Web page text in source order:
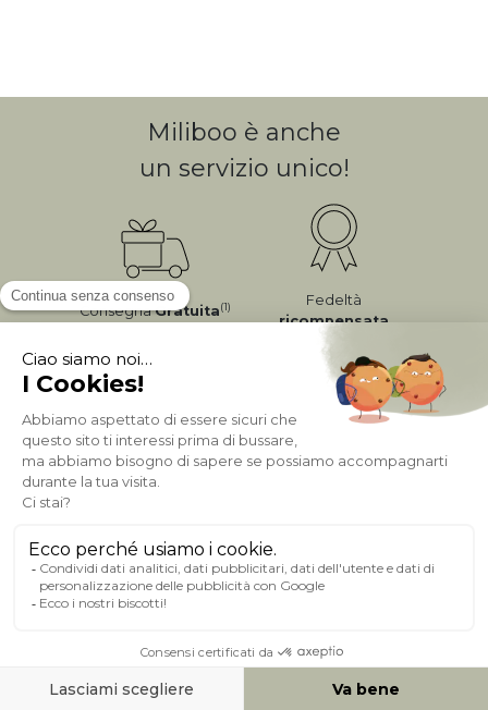
Miliboo è anche
un servizio unico!
ConsegnaGratuita(1)
Fedeltà
ricompensata
Pagamento sicuro
A PROPOSITO DI MILIBOO
AIUTO & CONTATTO